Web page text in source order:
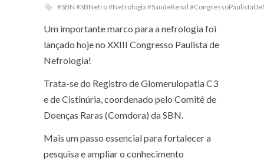
#SBN #SBNefro #Nefrologia #SaudeRenal
Um importante marco para a nefrologia foi
lançado hoje no XXIII Congresso Paulista de
Nefrologia!
Trata-se do Registro de Glomerulopatia C3
e de Cistinúria, coordenado pelo Comitê de
Doenças Raras (Comdora) da SBN.
Mais um passo essencial para fortalecer a
pesquisa e ampliar o conhecimento